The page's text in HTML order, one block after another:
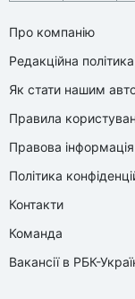
Про компанію
Редакційна
Як стати нашим
Правила
Правова інформація
Політика
Контакти
Команда
Вакансії в РБК-